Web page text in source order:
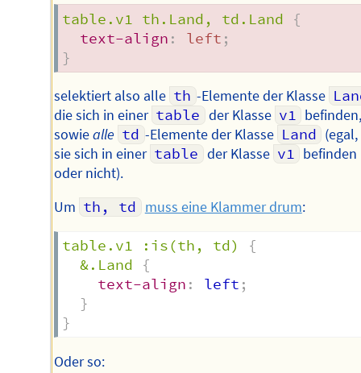
table.v1 th.Land, td.Land
{
text-align : left ;
}
selektiert also alle th -Elemente der Klasse
die sich in einer table der Klasse v1
sowiealle td -Elemente der Klasse Land
sie sich in einer table der Klasse v1 befinden
oder nicht).
Um th, td muss eine Klammer drum:
table.v1 :is(th, td)
{
&.Land
{
text-align : left ;
}
}
Oder so: